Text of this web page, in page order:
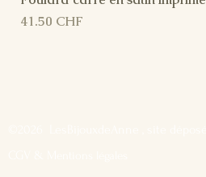
Prix
41.50 CHF